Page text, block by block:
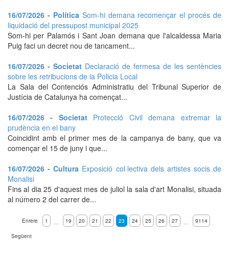
16/07/2026 - Política Som-hi demana recomençar el procés de
liquidació del pressupost municipal 2025
Som-hi per Palamós i Sant Joan demana que l'alcaldessa Maria
Puig faci un decret nou de tancament...
16/07/2026 - Societat Declaració de fermesa de les sentències
sobre les retribucions de la Policia Local
La Sala del Contenciós Administratiu del Tribunal Superior de
Justícia de Catalunya ha començat...
16/07/2026 - Societat Protecció Civil demana extremar la
prudència en el bany
Coincidint amb el primer mes de la campanya de bany, que va
començar el 15 de juny i que...
16/07/2026 - Cultura Exposició col·lectiva dels artistes socis de
Monalisi
Fins al dia 25 d'aquest mes de juliol la sala d'art Monalisi, situada
al número 2 del carrer de...
Enrere 1 … 19 20 21 22 23 24 25 26 27 … 9114
Següent